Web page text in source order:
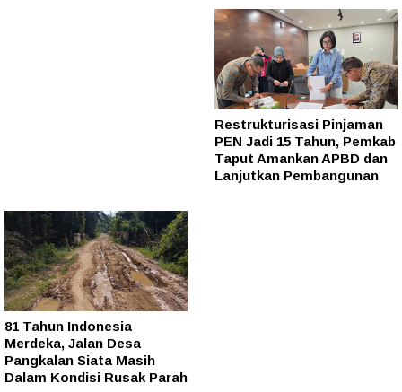
Restrukturisasi Pinjaman
PEN Jadi 15 Tahun, Pemkab
Taput Amankan APBD dan
Lanjutkan Pembangunan
81 Tahun Indonesia
Merdeka, Jalan Desa
Pangkalan Siata Masih
Dalam Kondisi Rusak Parah